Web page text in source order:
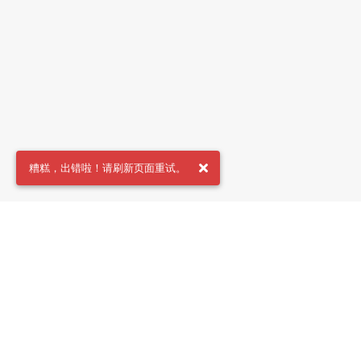
糟糕，出错啦！请刷新页面重试。